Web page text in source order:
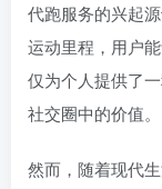
代跑服务的兴起
运动里程，用户
仅为个人提供了
社交圈中的价值。
然而，随着现代